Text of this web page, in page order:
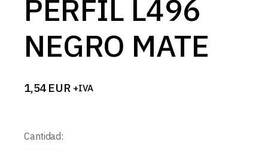
PERFIL L496
NEGRO MATE
1,54 EUR +IVA
Cantidad: